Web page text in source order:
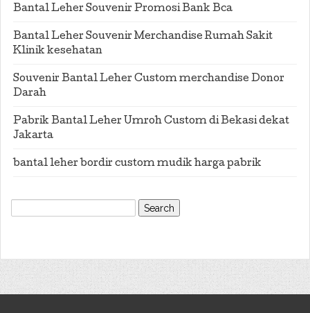
Bantal Leher Souvenir Promosi Bank Bca
Bantal Leher Souvenir Merchandise Rumah Sakit
Klinik kesehatan
Souvenir Bantal Leher Custom merchandise Donor
Darah
Pabrik Bantal Leher Umroh Custom di Bekasi dekat
Jakarta
bantal leher bordir custom mudik harga pabrik
Search
for: